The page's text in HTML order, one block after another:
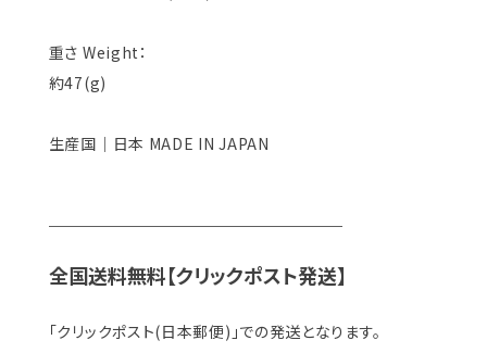
重さ Weight：
約47(g)
生産国｜日本 MADE IN JAPAN
全国送料無料【クリックポスト発送】
「クリックポスト(日本郵便)」での発送となります。